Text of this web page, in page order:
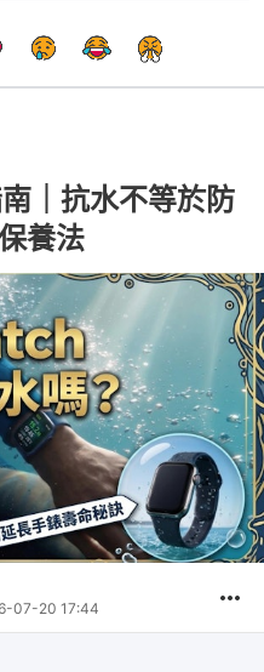
｜抗水不等於防
養法
07-20 17:44